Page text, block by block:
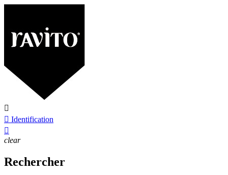

 Identification

clear
Rechercher